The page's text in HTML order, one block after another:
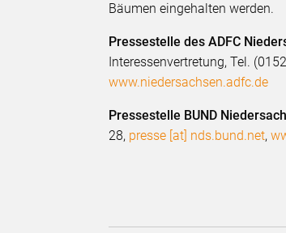
Bäumen eingehalten werden.
Pressestelle des ADFC
Interessenvertretung, Tel.
www.niedersachsen.adfc.de
Pressestelle BUND
28, presse [at] nds.bund.net,